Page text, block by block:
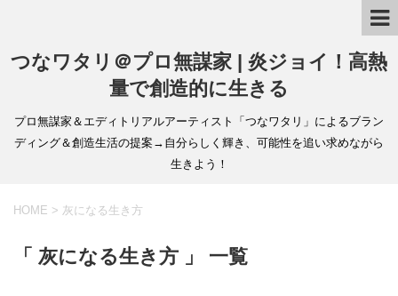
つなワタリ＠プロ無謀家 | 炎ジョイ！高熱
量で創造的に生きる
プロ無謀家＆エディトリアルアーティスト「つなワタリ」によるブラン
ディング＆創造生活の提案→自分らしく輝き、可能性を追い求めながら
生きよう！
HOME > 灰になる生き方
「 灰になる生き方 」 一覧